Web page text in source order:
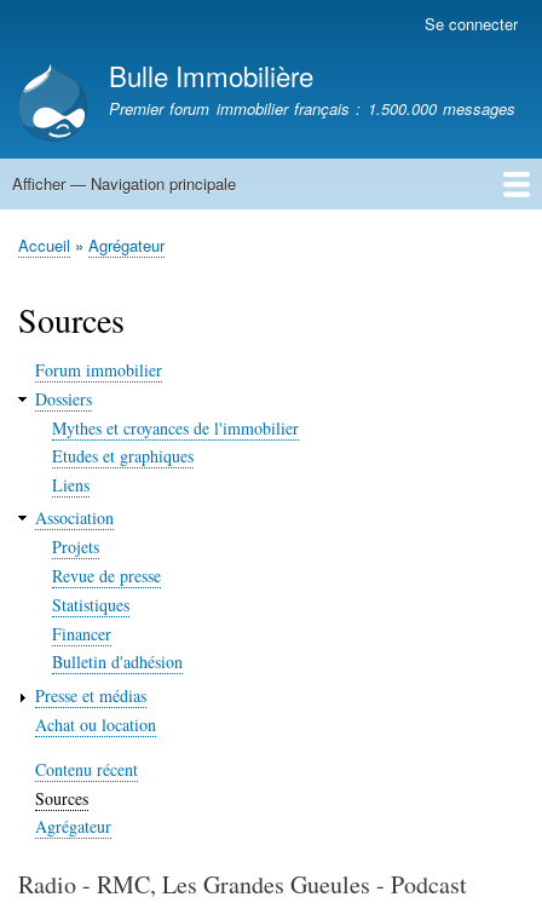
contenu
principal
compte
de
l'utilisateur
Se connecter
Bulle Immobilière
Premier forum immobilier français : 1.500.000 messages
Navigation
Afficher — Navigation principale
Accueil
Fil
Accueil Agrégateur
Sources
Forum immobilier
Dossiers
Mythes et croyances de l'immobilier
Etudes et graphiques
Liens
Association
Projets
Revue de presse
Statistiques
Financer
Bulletin d'adhésion
Presse et médias
Achat ou location
Contenu récent
Sources
Agrégateur
Radio - RMC, Les Grandes Gueules - Podcast